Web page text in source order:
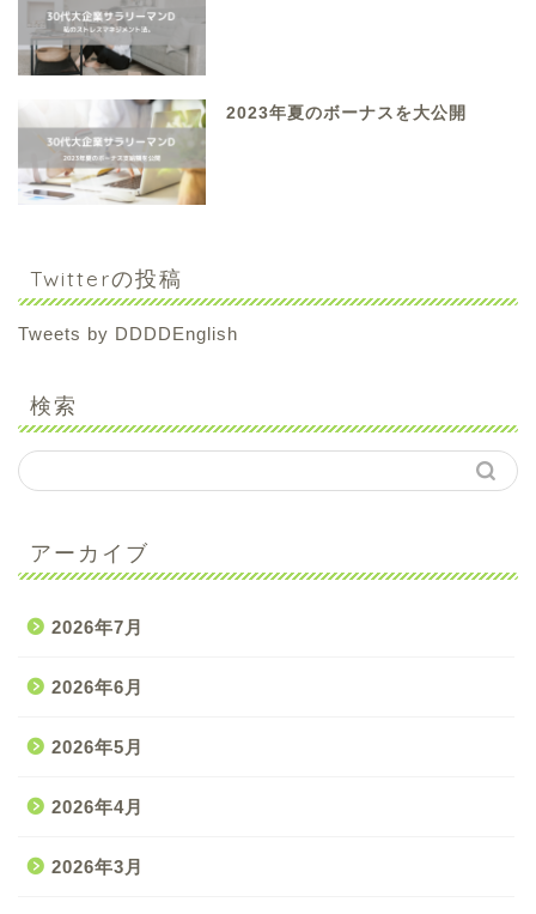
2023年夏のボーナスを大公開
Twitterの投稿
Tweets by DDDDEnglish
検索
アーカイブ
2026年7月
2026年6月
2026年5月
2026年4月
2026年3月